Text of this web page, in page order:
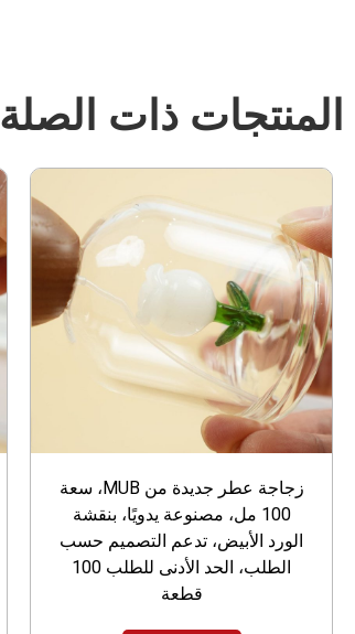
المنتجات ذات الصلة
زجاجة عطر جديدة من MUB، سعة
100 مل، مصنوعة يدويًا، بنقشة
الورد الأبيض، تدعم التصميم حسب
الطلب، الحد الأدنى للطلب 100
قطعة